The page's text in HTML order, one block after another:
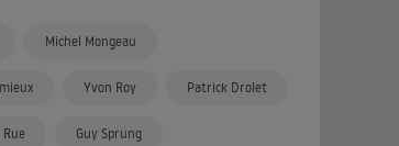
Michel Mongeau
Yvon Roy Patrick Drolet
Rue Guy Sprung